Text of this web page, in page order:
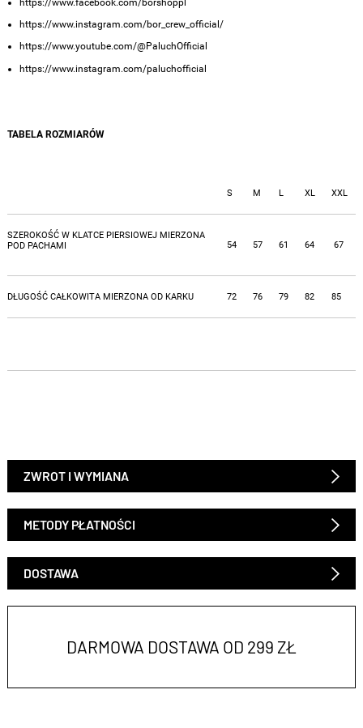
https://www.facebook.com/borshoppl
https://www.instagram.com/bor_crew_official/
https://www.youtube.com/@PaluchOfficial
https://www.instagram.com/paluchofficial
TABELA ROZMIARÓW
S M L XL XXL
SZEROKOŚĆ W KLATCE PIERSIOWEJ MIERZONA
POD PACHAMI
54 57 61 64 67
DŁUGOŚĆ CAŁKOWITA MIERZONA OD KARKU 72 76 79 82 85
ZWROT I WYMIANA
METODY PŁATNOŚCI
DOSTAWA
DARMOWA DOSTAWA OD 299 ZŁ